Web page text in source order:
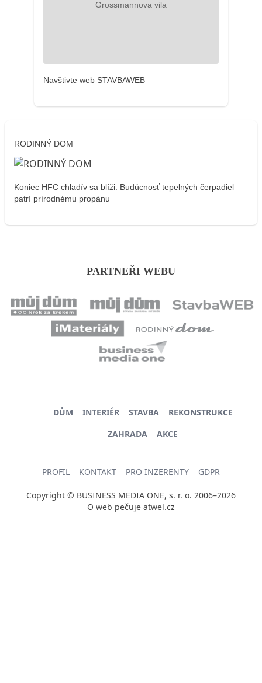
Navštivte web STAVBAWEB
RODINNÝ DOM
Koniec HFC chladív sa blíži. Budúcnosť tepelných čerpadiel
patrí prírodnému propánu
PARTNEŘI WEBU
DŮM INTERIÉR STAVBA
REKONSTRUKCE
ZAHRADA
AKCE
PROFIL KONTAKT PRO INZERENTY GDPR
Copyright © BUSINESS MEDIA ONE, s. r. o. 2006–2026